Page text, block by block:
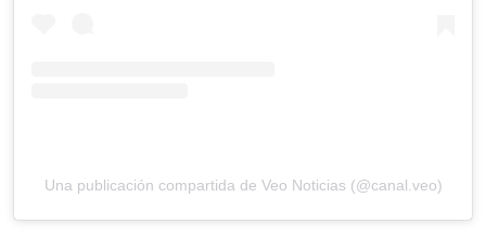
Una publicación compartida de Veo Noticias (@canal.veo)